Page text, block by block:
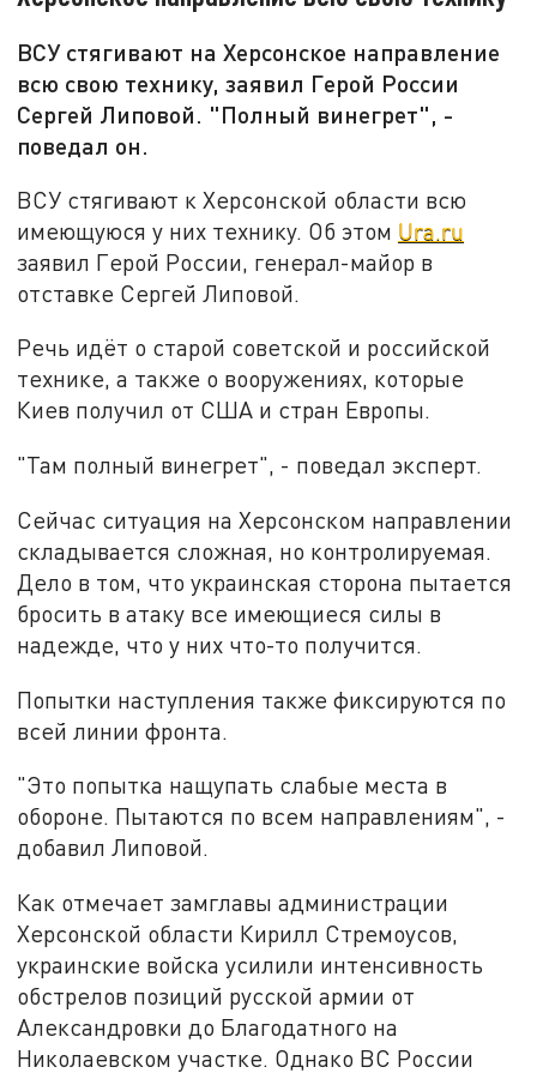
ВСУ стягивают на Херсонское направление
всю свою технику, заявил Герой России
Сергей Липовой. "Полный винегрет", -
поведал он.
ВСУ стягивают к Херсонской области всю
имеющуюся у них технику. Об этом Ura.ru
заявил Герой России, генерал-майор в
отставке Сергей Липовой.
Речь идёт о старой советской и российской
технике, а также о вооружениях, которые
Киев получил от США и стран Европы.
"Там полный винегрет", - поведал эксперт.
Сейчас ситуация на Херсонском направлении
складывается сложная, но контролируемая.
Дело в том, что украинская сторона пытается
бросить в атаку все имеющиеся силы в
надежде, что у них что-то получится.
Попытки наступления также фиксируются по
всей линии фронта.
"Это попытка нащупать слабые места в
обороне. Пытаются по всем направлениям", -
добавил Липовой.
Как отмечает замглавы администрации
Херсонской области Кирилл Стремоусов,
украинские войска усилили интенсивность
обстрелов позиций русской армии от
Александровки до Благодатного на
Николаевском участке. Однако ВС России